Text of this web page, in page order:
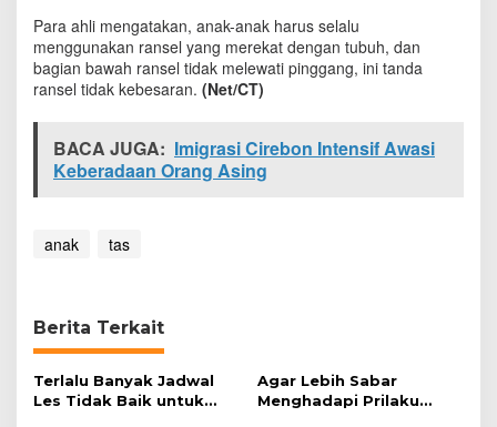
A
n
a
k
Para ahli mengatakan, anak-anak harus selalu
menggunakan ransel yang merekat dengan tubuh, dan
bagian bawah ransel tidak melewati pinggang, ini tanda
ransel tidak kebesaran. (Net/CT)
BACA JUGA: Imigrasi Cirebon Intensif Awasi
Keberadaan Orang Asing
anak tas
Berita Terkait
Terlalu Banyak Jadwal
Les Tidak Baik untuk
Agar Lebih Sabar
Menghadapi Prilaku